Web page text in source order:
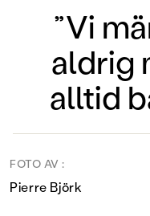
”Vi
aldrig
alltid
FOTO AV :
Pierre Björk